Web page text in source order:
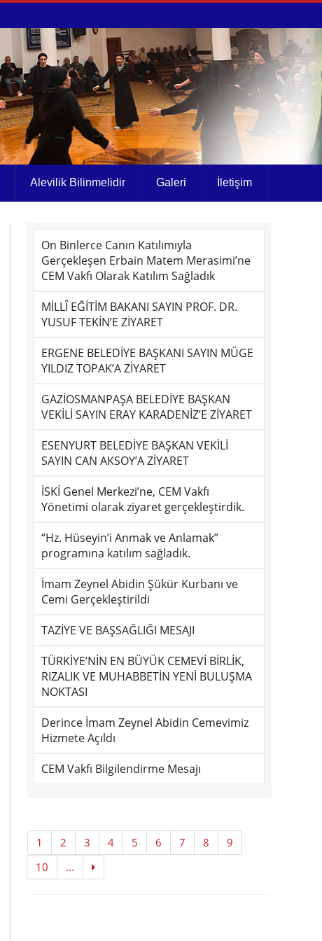
Alevilik Bilinmelidir Galeri İletişim
On Binlerce Canın Katılımıyla
Gerçekleşen Erbain Matem Merasimi’ne
CEM Vakfı Olarak Katılım Sağladık
MİLLÎ EĞİTİM BAKANI SAYIN PROF. DR.
YUSUF TEKİN’E ZİYARET
ERGENE BELEDİYE BAŞKANI SAYIN MÜGE
YILDIZ TOPAK’A ZİYARET
GAZİOSMANPAŞA BELEDİYE BAŞKAN
VEKİLİ SAYIN ERAY KARADENİZ’E ZİYARET
ESENYURT BELEDİYE BAŞKAN VEKİLİ
SAYIN CAN AKSOY’A ZİYARET
İSKİ Genel Merkezi’ne, CEM Vakfı
Yönetimi olarak ziyaret gerçekleştirdik.
“Hz. Hüseyin’i Anmak ve Anlamak”
programına katılım sağladık.
İmam Zeynel Abidin Şükür Kurbanı ve
Cemi Gerçekleştirildi
TAZİYE VE BAŞSAĞLIĞI MESAJI
TÜRKİYE’NİN EN BÜYÜK CEMEVİ BİRLİK,
RIZALIK VE MUHABBETİN YENİ BULUŞMA
NOKTASI
Derince İmam Zeynel Abidin Cemevimiz
Hizmete Açıldı
CEM Vakfı Bilgilendirme Mesajı
1 2 3 4 5 6 7 8
9
10
...